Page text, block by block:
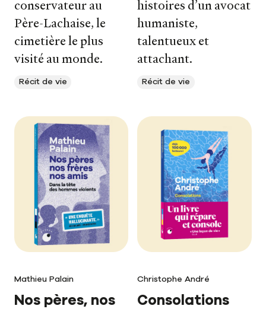
conservateur au
Père-Lachaise, le
cimetière le plus
visité au monde.
Récit de vie
histoires d’un avocat
humaniste,
talentueux et
attachant.
Récit de vie
Mathieu Palain
Nos pères, nos
Christophe André
Consolations